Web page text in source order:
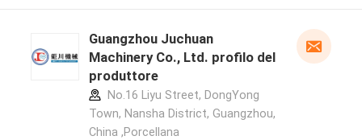
Guangzhou Juchuan
Machinery Co., Ltd. profilo del
produttore
No.16 Liyu Street, DongYong
Town, Nansha District, Guangzhou,
China ,Porcellana